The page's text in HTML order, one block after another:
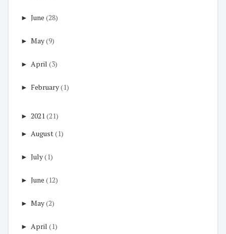
► June (28)
► May(9)
► April (3)
► February(1)
► 2021 (21)
► August(1)
► July(1)
► June (12)
► May(2)
► April (1)